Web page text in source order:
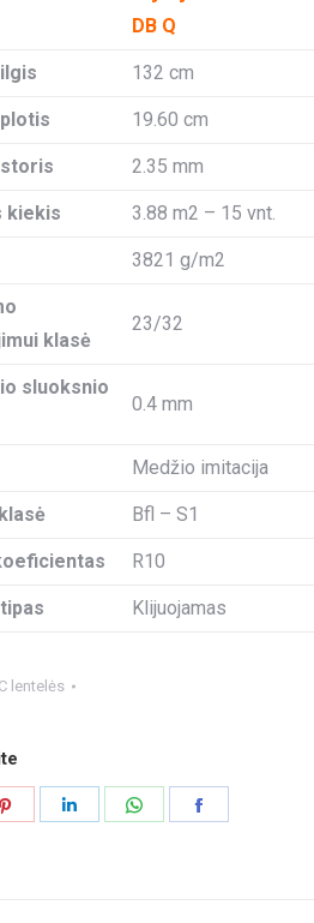
DB Q
132 cm
19.60 cm
2.35 mm
kiekis 3.88 m2 – 15 vnt.
3821 g/m2
klasė
23/32
sluoksnio
0.4 mm
Medžio imitacija
Bfl – S1
R10
Klijuojamas
lentelės
Share